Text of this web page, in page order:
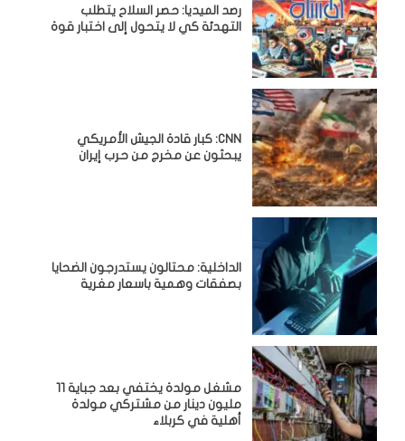
رصد الميديا: حصر السلاح يتطلب
التهدئة كي لا يتحول إلى اختبار قوة
CNN: كبار قادة الجيش الأمريكي
يبحثون عن مخرج من حرب إيران
الداخلية: محتالون يستدرجون الضحايا
بصفقات وهمية باسعار مغرية
مشغل مولدة يختفي بعد جباية 11
مليون دينار من مشتركي مولدة
أهلية في كربلاء